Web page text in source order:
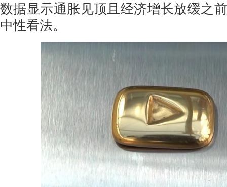
数据显示通胀见顶且经济增长放缓之
中性看法。